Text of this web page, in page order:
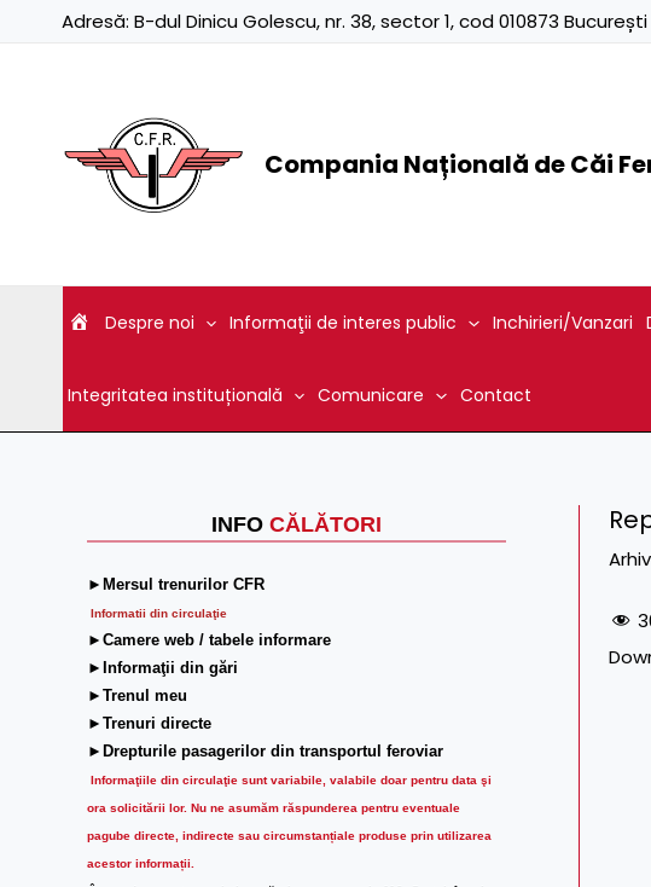
Adresă: B-dul Dinicu Golescu, nr. 38, sector 1, cod 010873 București
Compania Națională de Căi
Despre noi Informaţii de interes public Inchirieri/Vanzari
Integritatea instituțională Comunicare Contact
INFO CĂLĂTORI
►Mersul trenurilor CFR
Informatii din circulaţie
►Camere web / tabele informare
►Informaţii din gări
►Trenul meu
►Trenuri directe
►Drepturile pasagerilor din transportul feroviar
Informaţiile din circulaţie sunt variabile, valabile doar pentru data şi
ora solicitării lor. Nu ne asumăm răspunderea pentru eventuale
pagube directe, indirecte sau circumstanțiale produse prin utilizarea
acestor informații.